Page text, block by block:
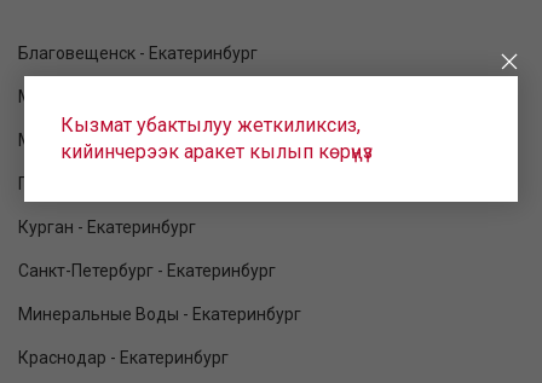
Благовещенск - Екатеринбург
Москва - Екатеринбург
Махачкала - Екатеринбург
Геленджик - Екатеринбург
Курган - Екатеринбург
Санкт-Петербург - Екатеринбург
Минеральные Воды - Екатеринбург
Краснодар - Екатеринбург
Кызмат убактылуу жеткиликсиз,
кийинчерээк аракет кылып көрүңүз